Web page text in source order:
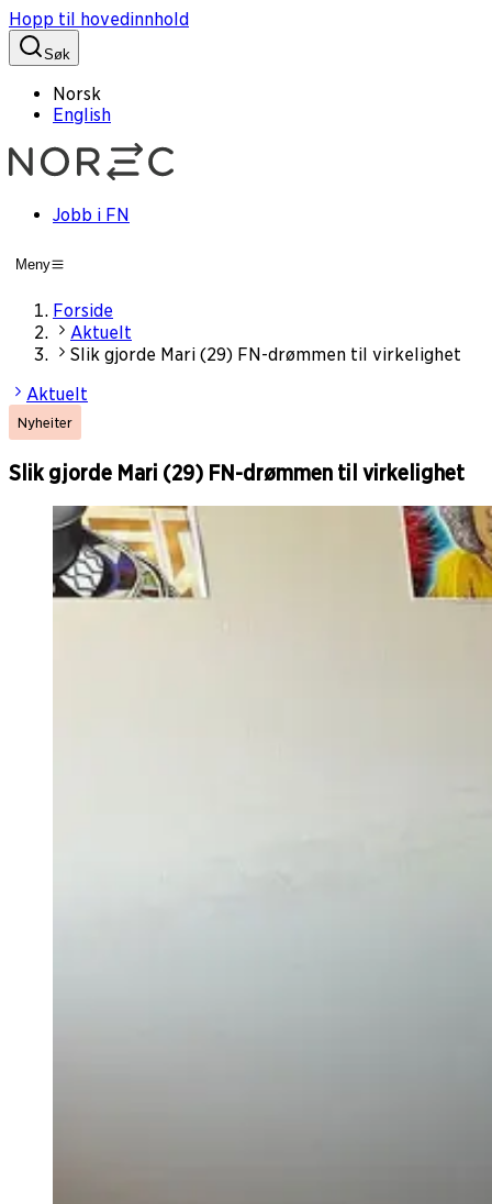
Hopp til hovedinnhold
Søk
Norsk
English
Jobb i FN
Meny
Forside
Aktuelt
Slik gjorde Mari (29) FN-drømmen til virkelighet
Aktuelt
Nyheiter
Slik gjorde Mari (29) FN-drømmen til virkelighet